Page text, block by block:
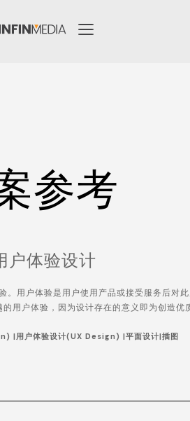
参考
户体验设计
用户体验是用户使用产品或接受服务后对
用户体验，因为设计存在的意义即为创造优
|用户体验设计(UX Design) |平面设计|插图